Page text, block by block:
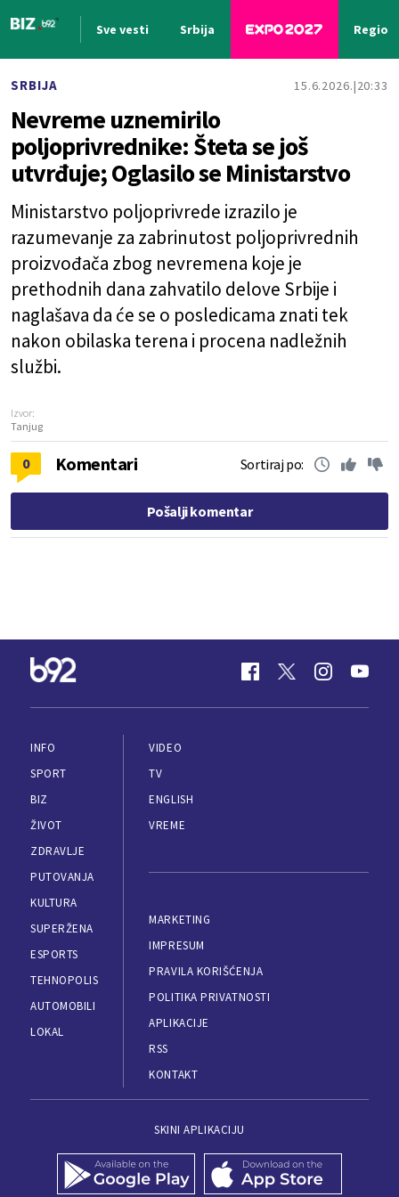
Sve vesti Srbija Region
SRBIJA 15.6.2026. 20:33
Nevreme uznemirilo
poljoprivrednike: Šteta se još
utvrđuje; Oglasilo se Ministarstvo
Ministarstvo poljoprivrede izrazilo je
razumevanje za zabrinutost poljoprivrednih
proizvođača zbog nevremena koje je
prethodnih dana zahvatilo delove Srbije i
naglašava da će se o posledicama znati tek
nakon obilaska terena i procena nadležnih
službi.
Izvor:
Tanjug
0 Komentari Sortiraj po:
Pošalji komentar
INFO
SPORT
BIZ
ŽIVOT
ZDRAVLJE
PUTOVANJA
KULTURA
SUPERŽENA
ESPORTS
TEHNOPOLIS
AUTOMOBILI
LOKAL
VIDEO
TV
ENGLISH
VREME
MARKETING
IMPRESUM
PRAVILA KORIŠĆENJA
POLITIKA PRIVATNOSTI
APLIKACIJE
RSS
KONTAKT
SKINI APLIKACIJU